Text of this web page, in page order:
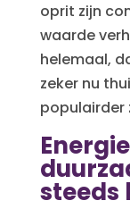
oprit zijn
waarde
helemaal,
zeker nu
populairder
steeds